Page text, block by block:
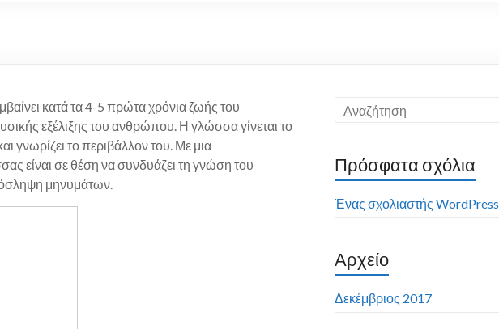
κατά τα 4-5 πρώτα χρόνια ζωής του
εξέλιξης του ανθρώπου. Η γλώσσα γίνεται το
γνωρίζει το περιβάλλον του. Με μια
είναι σε θέση να συνδυάζει τη γνώση του
μηνυμάτων.
Πρόσφατα σχόλια
Ένας σχολιαστής WordPress
Αρχείο
Δεκέμβριος 2017